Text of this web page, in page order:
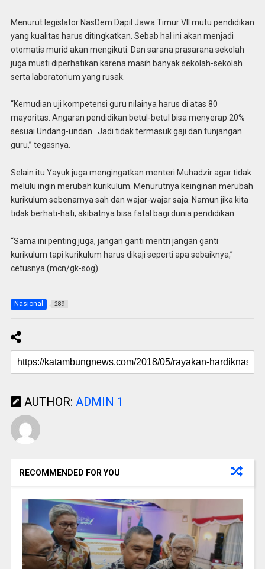
Menurut legislator NasDem Dapil Jawa Timur VII mutu pendidikan
yang kualitas harus ditingkatkan. Sebab hal ini akan menjadi
otomatis murid akan mengikuti. Dan sarana prasarana sekolah
juga musti diperhatikan karena masih banyak sekolah-sekolah
serta laboratorium yang rusak.
“Kemudian uji kompetensi guru nilainya harus di atas 80
mayoritas. Angaran pendidikan betul-betul bisa menyerap 20%
sesuai Undang-undan. Jadi tidak termasuk gaji dan tunjangan
guru,” tegasnya.
Selain itu Yayuk juga mengingatkan menteri Muhadzir agar tidak
melulu ingin merubah kurikulum. Menurutnya keinginan merubah
kurikulum sebenarnya sah dan wajar-wajar saja. Namun jika kita
tidak berhati-hati, akibatnya bisa fatal bagi dunia pendidikan.
“Sama ini penting juga, jangan ganti mentri jangan ganti
kurikulum tapi kurikulum harus dikaji seperti apa sebaiknya,”
cetusnya.(mcn/gk-sog)
Nasional 289
AUTHOR: ADMIN 1
RECOMMENDED FOR YOU